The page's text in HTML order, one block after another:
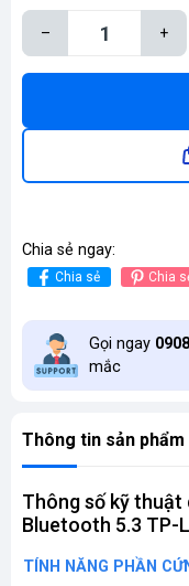
– +
Chia sẻ ngay:
Chia sẻ Chia
Gọi ngay
mắc
Thông tin sản phẩm
Thông số kỹ
Bluetooth 5.3 TP-
TÍNH NĂNG PHẦN